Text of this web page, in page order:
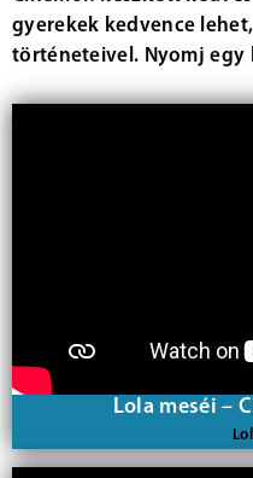
gyerekek kedvence
történeteivel. Nyomj egy
Lola meséi –